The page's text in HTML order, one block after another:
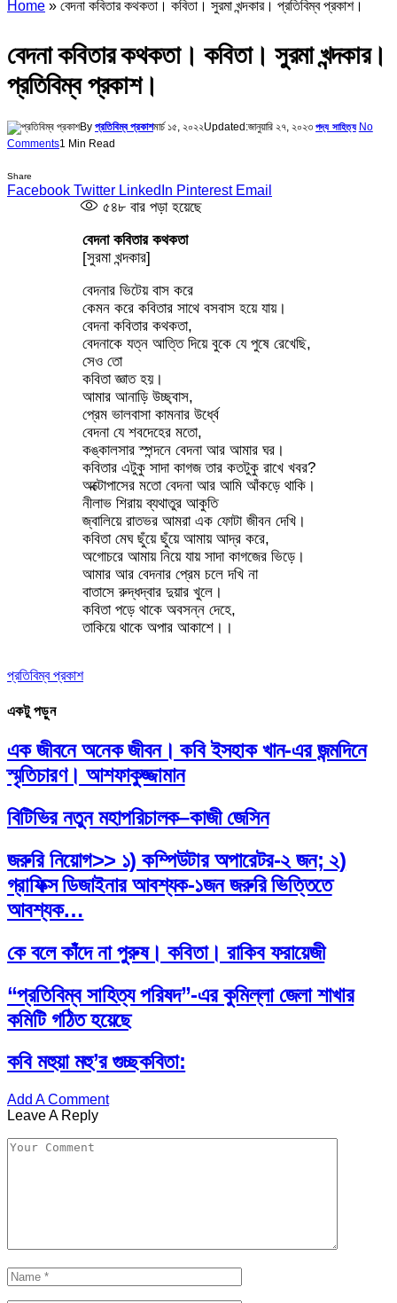
Home » বেদনা কবিতার কথকতা। কবিতা। সুরমা খন্দকার। প্রতিবিম্ব প্রকাশ।
বেদনা কবিতার কথকতা। কবিতা। সুরমা খন্দকার।
প্রতিবিম্ব প্রকাশ।
By প্রতিবিম্ব প্রকাশমার্চ ১৫, ২০২২Updated:জানুয়ারি ২৭, ২০২৩ পদ্য সাহিত্য No
Comments1 Min Read
Share
Facebook Twitter LinkedIn Pinterest Email
৫৪৮বার পড়া হয়েছে
বেদনা কবিতার কথকতা
[সুরমা খন্দকার]
বেদনার ভিটেয় বাস করে
কেমন করে কবিতার সাথে বসবাস হয়ে যায়।
বেদনা কবিতার কথকতা,
বেদনাকে যত্ন আত্তি দিয়ে বুকে যে পুষে রেখেছি,
সেও তো
কবিতা জ্ঞাত হয়।
আমার আনাড়ি উচ্ছ্বাস,
প্রেম ভালবাসা কামনার উর্ধ্বে
বেদনা যে শবদেহের মতো,
কঙ্কালসার স্পন্দনে বেদনা আর আমার ঘর।
কবিতার এটুকু সাদা কাগজ তার কতটুকু রাখে খবর?
অক্টোপাসের মতো বেদনা আর আমি আঁকড়ে থাকি।
নীলাভ শিরায় ব্যথাতুর আকুতি
জ্বালিয়ে রাতভর আমরা এক ফোটা জীবন দেখি।
কবিতা মেঘ ছুঁয়ে ছুঁয়ে আমায় আদ্র করে,
অগোচরে আমায় নিয়ে যায় সাদা কাগজের ভিড়ে।
আমার আর বেদনার প্রেম চলে দখি না
বাতাসে রুদ্ধদ্বার দুয়ার খুলে।
কবিতা পড়ে থাকে অবসন্ন দেহে,
তাকিয়ে থাকে অপার আকাশে।।
প্রতিবিম্ব প্রকাশ
একটু পড়ুন
এক জীবনে অনেক জীবন। কবি ইসহাক খান-এর জন্মদিনে
স্মৃতিচারণ। আশফাকুজ্জামান
বিটিভির নতুন মহাপরিচালক–কাজী জেসিন
জরুরি নিয়োগ>> ১) কম্পিউটার অপারেটর-২ জন; ২)
গ্রাফিক্স ডিজাইনার আবশ্যক-১জন জরুরি ভিত্তিতে
আবশ্যক…
কে বলে কাঁদে না পুরুষ। কবিতা। রাকিব ফরায়েজী
“প্রতিবিম্ব সাহিত্য পরিষদ”-এর কুমিল্লা জেলা শাখার
কমিটি গঠিত হয়েছে
কবি মহুয়া মহু’র গুচ্ছকবিতা:
Add A Comment
Leave A Reply